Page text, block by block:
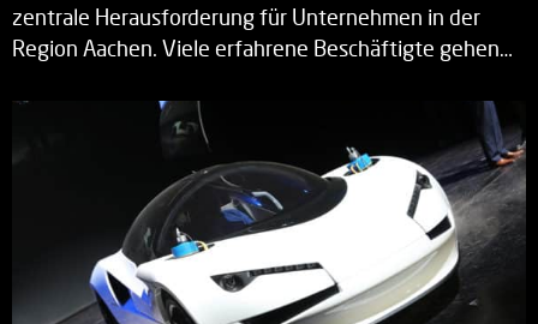
zentrale Herausforderung für Unternehmen in der
Region Aachen. Viele erfahrene Beschäftigte gehen…